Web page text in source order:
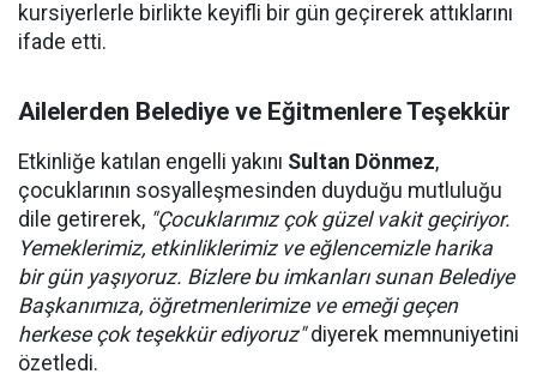
kursiyerlerle birlikte keyifli bir gün geçirerek attıklarını
ifade etti.
Ailelerden Belediye ve Eğitmenlere Teşekkür
Etkinliğe katılan engelli yakını Sultan Dönmez,
çocuklarının sosyalleşmesinden duyduğu mutluluğu
dile getirerek, "Çocuklarımız çok güzel vakit geçiriyor.
Yemeklerimiz, etkinliklerimiz ve eğlencemizle harika
bir gün yaşıyoruz. Bizlere bu imkanları sunan Belediye
Başkanımıza, öğretmenlerimize ve emeği geçen
herkese çok teşekkür ediyoruz"diyerek memnuniyetini
özetledi.